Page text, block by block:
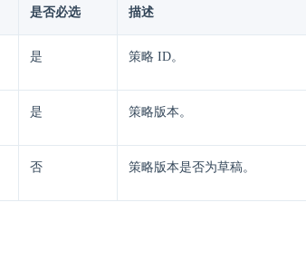
是否必选 描述
是 策略 ID。
是 策略版本。
否 策略版本是否为草稿。